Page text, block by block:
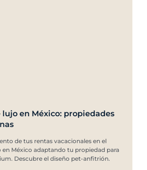
lujo en México: propiedades
de tus rentas vacacionales en el
en México adaptando tu propiedad para
Descubre el diseño pet-anfitrión.